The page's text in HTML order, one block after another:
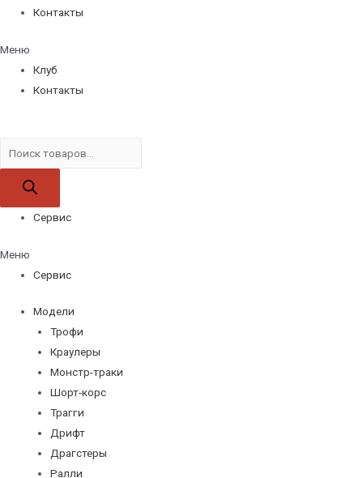
Контакты
Меню
Клуб
Контакты
товаров
Сервис
Меню
Сервис
Модели
Трофи
Краулеры
Монстр-траки
Шорт-корс
Трагги
Дрифт
Драгстеры
Ралли